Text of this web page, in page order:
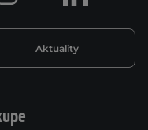
Aktuality